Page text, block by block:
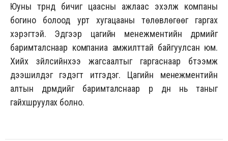
Юуны түрүүнд бичиг цаасны ажлаас эхэлж компаны
богино болоод урт хугацааны төлөвлөгөөг гаргах
хэрэгтэй. Эдгээр цагийн менежментийн дүрмийг
баримталснаар компаниа амжилттай байгуулсан юм.
Хийх зүйлсийнхээ жагсаалтыг гаргаснаар бүтээмж
дээшилдэг гэдэгт итгэдэг. Цагийн менежментийн
алтын дүрмүүдийг баримталснаар үр дүн нь таныг
гайхшруулах болно.